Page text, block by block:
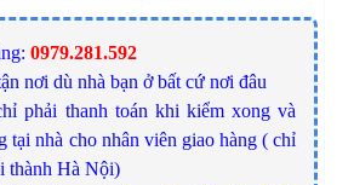
0979.281.592
nơi dù nhà bạn ở bất cứ nơi đâu
phải thanh toán khi kiểm xong và
tại nhà cho nhân viên giao hàng ( chỉ
thành Hà Nội)